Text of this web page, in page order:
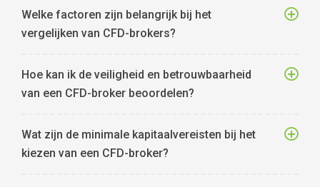
Welke factoren zijn belangrijk bij het
vergelijken van CFD-brokers?
Hoe kan ik de veiligheid en betrouwbaarheid
van een CFD-broker beoordelen?
Wat zijn de minimale kapitaalvereisten bij het
kiezen van een CFD-broker?